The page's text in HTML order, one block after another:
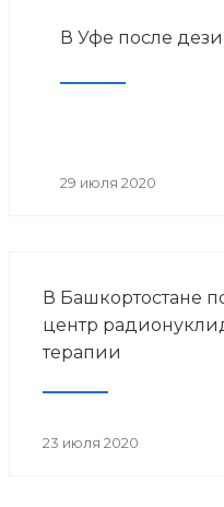
В Уфе после
29 июля 2020
В Башкортостане
центр
терапии
23 июля 2020